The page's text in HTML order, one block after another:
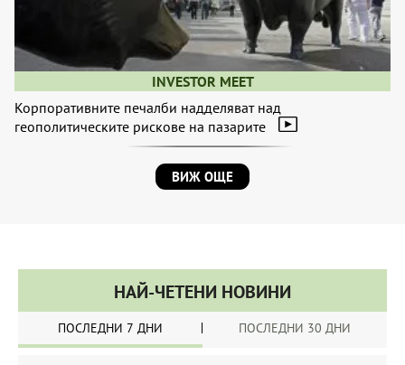
INVESTOR MEET
Корпоративните печалби надделяват над
геополитическите рискове на пазарите
ВИЖ ОЩЕ
НАЙ-ЧЕТЕНИ НОВИНИ
ПОСЛЕДНИ 7 ДНИ ПОСЛЕДНИ 30 ДНИ